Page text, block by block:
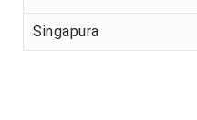
Singapura